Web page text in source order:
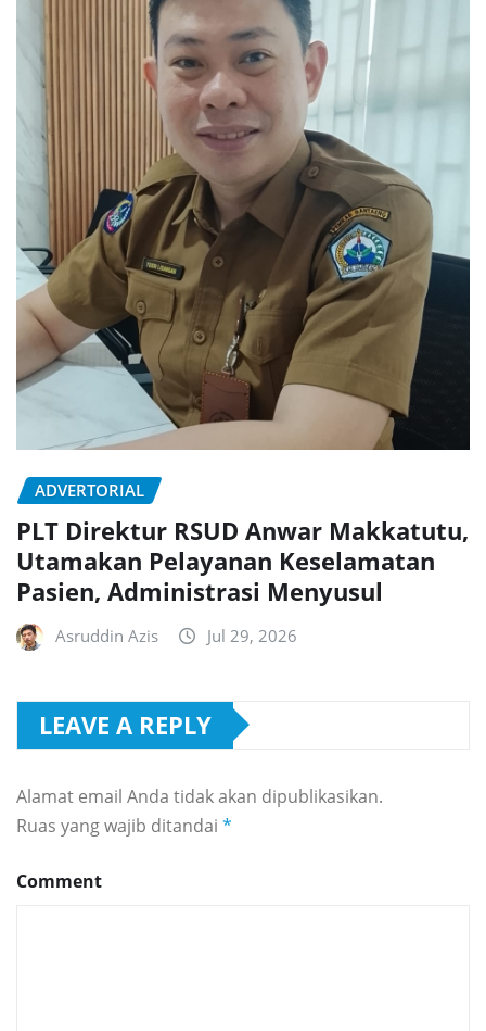
ADVERTORIAL
PLT Direktur RSUD Anwar Makkatutu,
Utamakan Pelayanan Keselamatan
Pasien, Administrasi Menyusul
Asruddin Azis Jul 29, 2026
LEAVE A REPLY
Alamat email Anda tidak akan dipublikasikan.
Ruas yang wajib ditandai *
Comment